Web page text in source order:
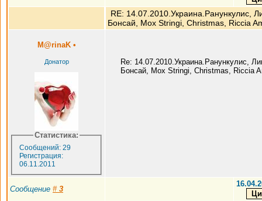
RE: 14.07.2010.Украина.Ранункулис,
Бонсай, Мох Stringi, Christmas, Riccia
M@rinaK •
Донатор
Статистика:
Сообщений: 29
Регистрация:
06.11.2011
Re: 14.07.2010.Украина.Ранункулис,
Бонсай, Мох Stringi, Christmas, Riccia
Сообщение # 3